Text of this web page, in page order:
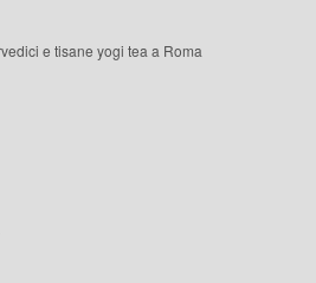
e tisane yogi tea a Roma